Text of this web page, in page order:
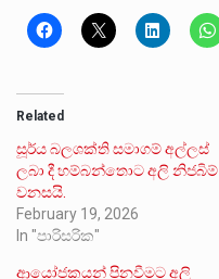
Related
සූර්ය බලශක්ති සමාගම් අල්ලස්
ලබා දී හම්බන්තොට අලි නිජබිම්
වනසයි.
February 19, 2026
In "පාරිසරික"
ආයෝජකයන් පිනවීමට අලි